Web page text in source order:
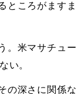
ところがますま
。米マサチュー
い。
の深さに関係な